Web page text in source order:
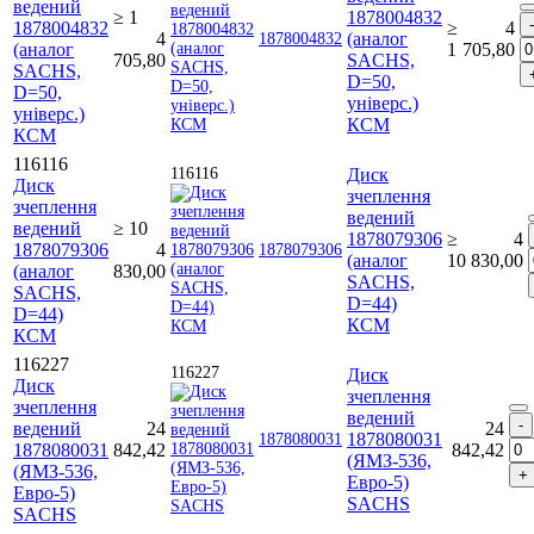
ведений
1878004832
(аналог
SACHS,
D=50,
універс.)
КСМ
≥ 1
4
705,80
1878004832
1878004832
(аналог
SACHS,
D=50,
універс.)
КСМ
≥
1
4
705,80
116116
Диск
зчеплення
ведений
1878079306
(аналог
SACHS,
D=44)
КСМ
≥ 10
4
830,00
116116
1878079306
Диск
зчеплення
ведений
1878079306
(аналог
SACHS,
D=44)
КСМ
≥
10
4
830,00
116227
Диск
зчеплення
ведений
1878080031
(ЯМЗ-536,
Евро-5)
SACHS
24
842,42
116227
1878080031
Диск
зчеплення
ведений
1878080031
(ЯМЗ-536,
Евро-5)
SACHS
24
842,42